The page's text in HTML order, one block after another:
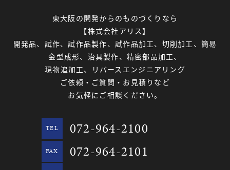
東大阪の開発からのものづくりなら
【株式会社アリス】
開発品、試作、試作品製作、試作品加工、切削加工、簡易
金型成形、治具製作、精密部品加工、
現物追加工、リバースエンジニアリング
ご依頼・ご質問・お見積りなど
お気軽にご相談ください。
TEL 072-964-2100
FAX 072-964-2101